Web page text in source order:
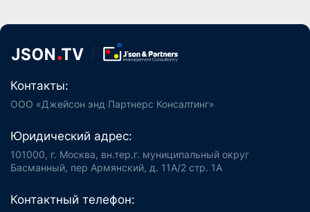
Контакты:
ООО «Джейсон энд Партнерс Консалтинг»
Юридический адрес:
101000, г. Москва, вн.тер.г. муниципальный округ
Басманный, пер Армянский, д. 11А/2 стр. 1А
Контактный телефон: